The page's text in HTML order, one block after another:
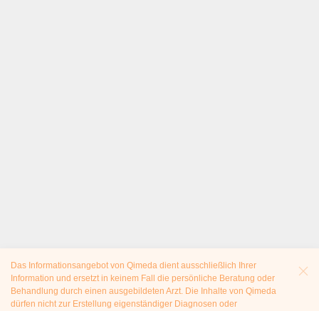
Das Informationsangebot von Qimeda dient ausschließlich Ihrer
Information und ersetzt in keinem Fall die persönliche Beratung oder
Behandlung durch einen ausgebildeten Arzt. Die Inhalte von Qimeda
dürfen nicht zur Erstellung eigenständiger Diagnosen oder